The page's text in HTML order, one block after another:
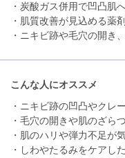
・炭酸ガス併用で凹凸肌
・肌質改善が見込める薬
・ニキビ跡や毛穴の開き
こんな人にオススメ
・ニキビ跡の凹凸やクレ
・毛穴の開きや肌のざら
・肌のハリや弾力不足が
・しわやたるみをケアし